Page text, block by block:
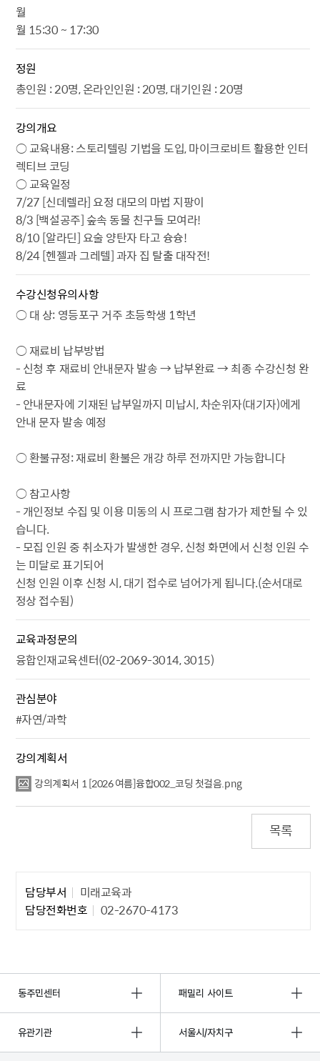
월
월 15:30 ~ 17:30
정원
총인원 : 20명, 온라인인원 : 20명, 대기인원 : 20명
강의개요
○ 교육내용: 스토리텔링 기법을 도입, 마이크로비트 활용한 인터
렉티브 코딩
○ 교육일정
7/27 [신데렐라] 요정 대모의 마법 지팡이
8/3 [백설공주] 숲속 동물 친구들 모여라!
8/10 [알라딘] 요술 양탄자 타고 슝슝!
8/24 [헨젤과 그레텔] 과자 집 탈출 대작전!
수강신청유의사항
○ 대 상: 영등포구 거주 초등학생 1학년
○ 재료비 납부방법
- 신청 후 재료비 안내문자 발송 → 납부완료 → 최종 수강신청 완
료
- 안내문자에 기재된 납부일까지 미납시, 차순위자(대기자)에게
안내 문자 발송 예정
○ 환불규정: 재료비 환불은 개강 하루 전까지만 가능합니다
○ 참고사항
- 개인정보 수집 및 이용 미동의 시 프로그램 참가가 제한될 수 있
습니다.
- 모집 인원 중 취소자가 발생한 경우, 신청 화면에서 신청 인원 수
는 미달로 표기되어
신청 인원 이후 신청 시, 대기 접수로 넘어가게 됩니다.(순서대로
정상 접수됨)
교육과정문의
융합인재교육센터(02-2069-3014, 3015)
관심분야
#자연/과학
강의계획서
강의계획서 1 [2026 여름]융합002_코딩 첫걸음.png
목록
담당부서
미래교육과
담당전화번호
02-2670-4173
동주민센터 패밀리 사이트
유관기관 서울시/자치구